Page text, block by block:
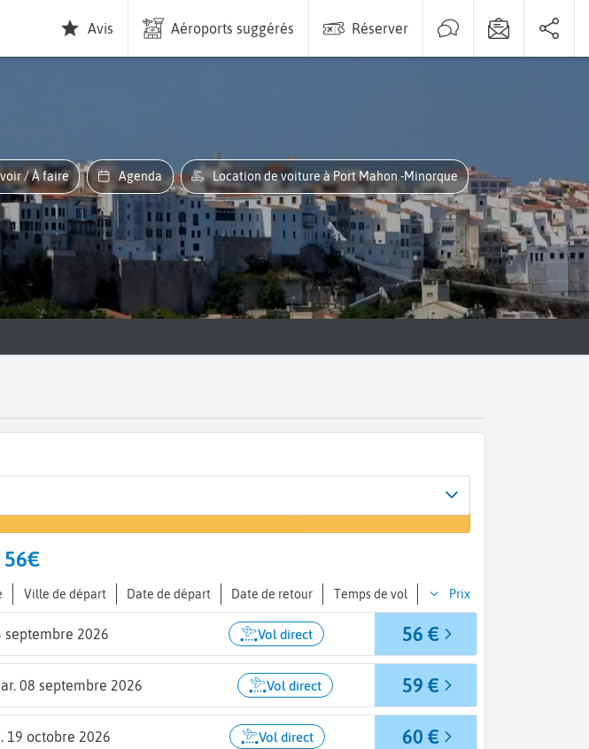
Avis Aéroports suggérés Réserver
voir / À faire Agenda Location de voiture à Port Mahon -Minorque
Minorque - Port Mahon (MAH)
56€
Ville de départ Date de départ Date de retour Temps de vol Prix
septembre 2026 Vol direct 56 €
08 septembre 2026 Vol direct 59 €
19 octobre 2026 Vol direct 60 €